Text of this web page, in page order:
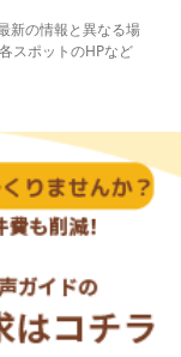
新の情報と異なる場
スポットのHPなど